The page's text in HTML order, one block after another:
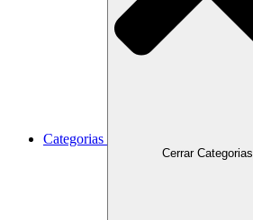
Categorias
Cerrar Categorias